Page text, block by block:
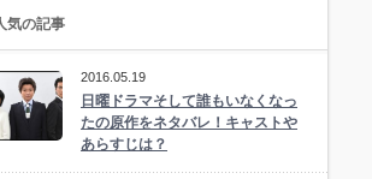
気の記事
2016.05.19
日曜ドラマそして誰もいなくなっ
たの原作をネタバレ！キャストや
あらすじは？